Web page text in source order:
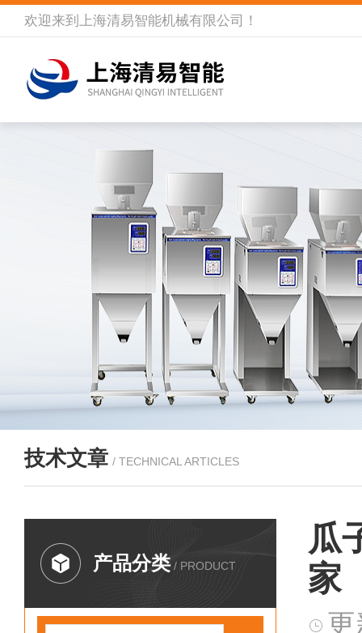
欢迎来到 上海清易智能机械有限公司 ！
技术文章 / TECHNICAL ARTICLES
产品分类 / PRODUCT
瓜
家